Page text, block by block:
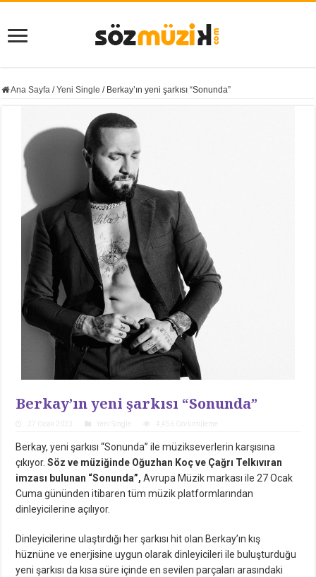
Ana Sayfa / Yeni Single / Berkay’ın yeni şarkısı “Sonunda”
Berkay’ın yeni şarkısı “Sonunda”
Berkay, yeni şarkısı “Sonunda” ile müzikseverlerin karşısına
çıkıyor.Söz ve müziğinde Oğuzhan Koç ve Çağrı Telkıvıran
imzası bulunan “Sonunda”, Avrupa Müzik markası ile 27 Ocak
Cuma gününden itibaren tüm müzik platformlarından
dinleyicilerine açılıyor.
Dinleyicilerine ulaştırdığı her şarkısı hit olan Berkay’ın kış
hüznüne ve enerjisine uygun olarak dinleyicileri ile buluşturduğu
yeni şarkısı da kısa süre içinde en sevilen parçaları arasındaki